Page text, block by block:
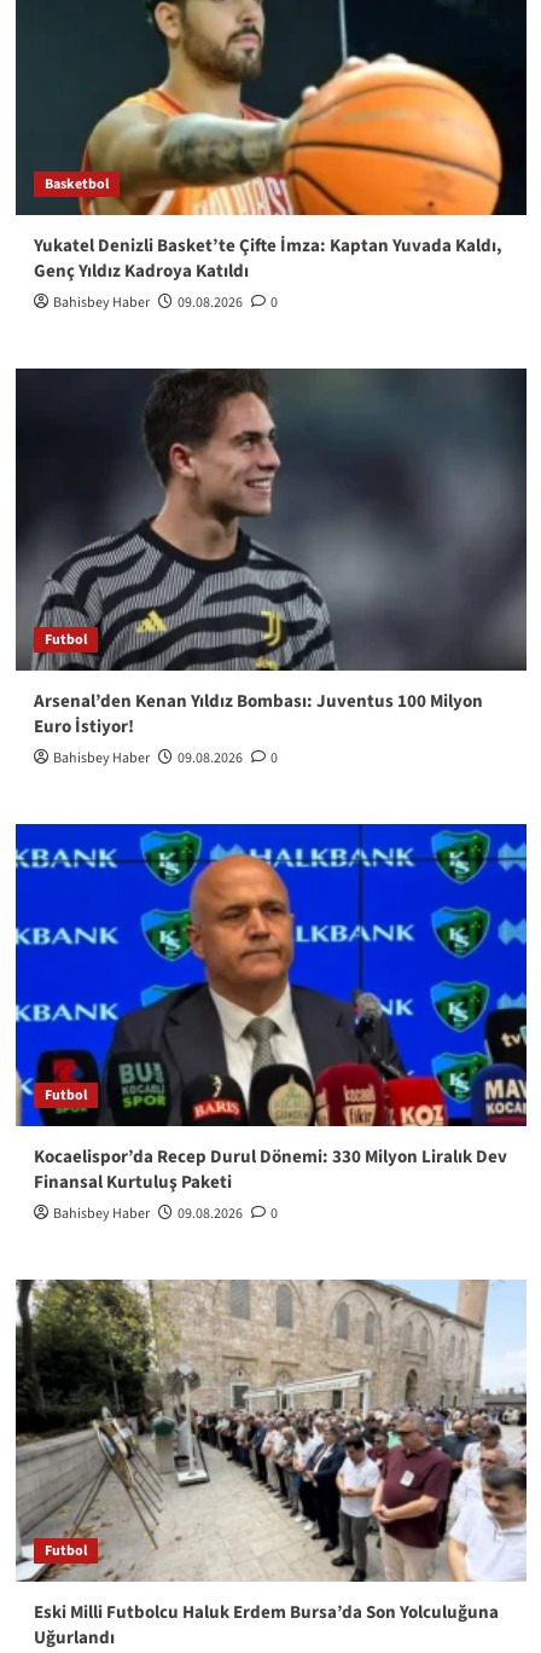
Basketbol
Yukatel Denizli Basket’te Çifte İmza: Kaptan Yuvada Kaldı,
Genç Yıldız Kadroya Katıldı
Bahisbey Haber 09.08.2026 0
Futbol
Arsenal’den Kenan Yıldız Bombası: Juventus 100 Milyon
Euro İstiyor!
Bahisbey Haber 09.08.2026 0
Futbol
Kocaelispor’da Recep Durul Dönemi: 330 Milyon Liralık Dev
Finansal Kurtuluş Paketi
Bahisbey Haber 09.08.2026 0
Futbol
Eski Milli Futbolcu Haluk Erdem Bursa’da Son Yolculuğuna
Uğurlandı